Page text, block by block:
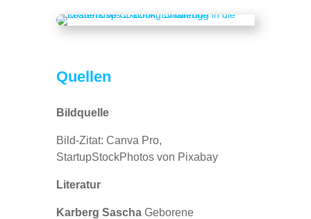
Quellen
Bildquelle
Bild-Zitat: Canva Pro,
StartupStockPhotos von Pixabay
Literatur
Karberg SaschaGeborene